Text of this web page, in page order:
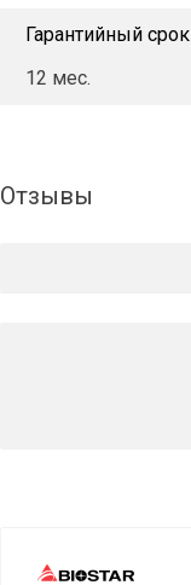
Гарантийный срок
12 мес.
Отзывы